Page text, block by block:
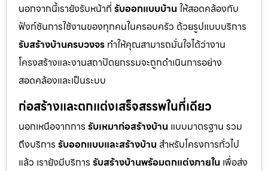
นอกจากนี้เรายังรับหน้าที่ รับออกแบบบ้าน ให้สอดคล้องกับ
ฟังก์ชันการใช้งานของทุกคนในครอบครัว ด้วยรูปแบบบริการ
รับสร้างบ้านครบวงจร ทำให้คุณสามารถมั่นใจได้ว่างาน
โครงสร้างและงานสถาปัตยกรรมจะถูกดำเนินการอย่าง
สอดคล้องและเป็นระบบ
ก่อสร้างและตกแต่งเสร็จสรรพในที่เดียว
นอกเหนือจากการ รับเหมาก่อสร้างบ้าน แบบมาตรฐาน รวม
ถึงบริการ รับออกแบบและสร้างบ้าน สำหรับโครงการทั่วไป
แล้ว เรายังมีบริการ รับสร้างบ้านพร้อมตกแต่งภายใน เพื่อส่ง